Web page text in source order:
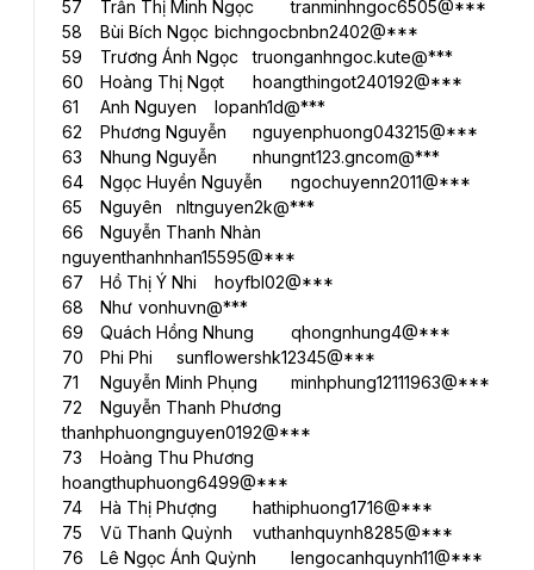
57	Trần Thị Minh Ngọc	tranminhngoc6505@***
58	Bùi Bích Ngọc	bichngocbnbn2402@***
59	Trương Ánh Ngọc	truonganhngoc.kute@***
60	Hoàng Thị Ngọt	hoangthingot240192@***
61	Anh Nguyen	lopanh1d@***
62	Phương Nguyễn	nguyenphuong043215@***
63	Nhung Nguyễn	nhungnt123.gncom@***
64	Ngọc Huyền Nguyễn	ngochuyenn2011@***
65	Nguyên	nltnguyen2k@***
66	Nguyễn Thanh Nhàn
nguyenthanhnhan15595@***
67	Hồ Thị Ý Nhi	hoyfbl02@***
68	Như	vonhuvn@***
69	Quách Hồng Nhung	qhongnhung4@***
70	Phi Phi	sunflowershk12345@***
71	Nguyễn Minh Phụng	minhphung12111963@***
72	Nguyễn Thanh Phương
thanhphuongnguyen0192@***
73	Hoàng Thu Phương
hoangthuphuong6499@***
74	Hà Thị Phượng	hathiphuong1716@***
75	Vũ Thanh Quỳnh	vuthanhquynh8285@***
76	Lê Ngọc Ánh Quỳnh	lengocanhquynh11@***